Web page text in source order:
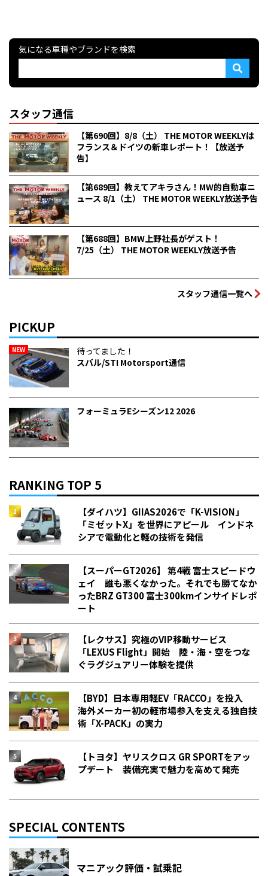
気になる車種やブランドを検索
スタッフ通信
【第690回】8/8（土） THE MOTOR WEEKLYは
フランス＆ドイツの新車レポート！【放送予
告】
【第689回】教えてアキラさん！MW的自動車ニ
ュース 8/1（土） THE MOTOR WEEKLY放送予告
【第688回】BMW上野社長がゲスト！
7/25（土） THE MOTOR WEEKLY放送予告
スタッフ通信一覧へ
PICKUP
NEW
待ってました！
スバル/STI Motorsport通信
フォーミュラEシーズン12 2026
RANKING TOP 5
【ダイハツ】GIIAS2026で「K-VISION」
「ミゼットX」を世界にアピール インドネ
シアで電動化と軽の技術を発信
【スーパーGT2026】 第4戦 富士スピードウ
ェイ 誰も悪くなかった。それでも勝てなか
った――BRZ GT300 富士300kmインサイドレポ
ート
【レクサス】究極のVIP移動サービス
「LEXUS Flight」開始 陸・海・空をつな
ぐラグジュアリー体験を提供
【BYD】日本専用軽EV「RACCO」を投入
海外メーカー初の軽市場参入を支える独自技
術「X-PACK」の実力
【トヨタ】ヤリスクロス GR SPORTをアッ
プデート 装備充実で魅力を高めて発売
SPECIAL CONTENTS
マニアック評価・試乗記